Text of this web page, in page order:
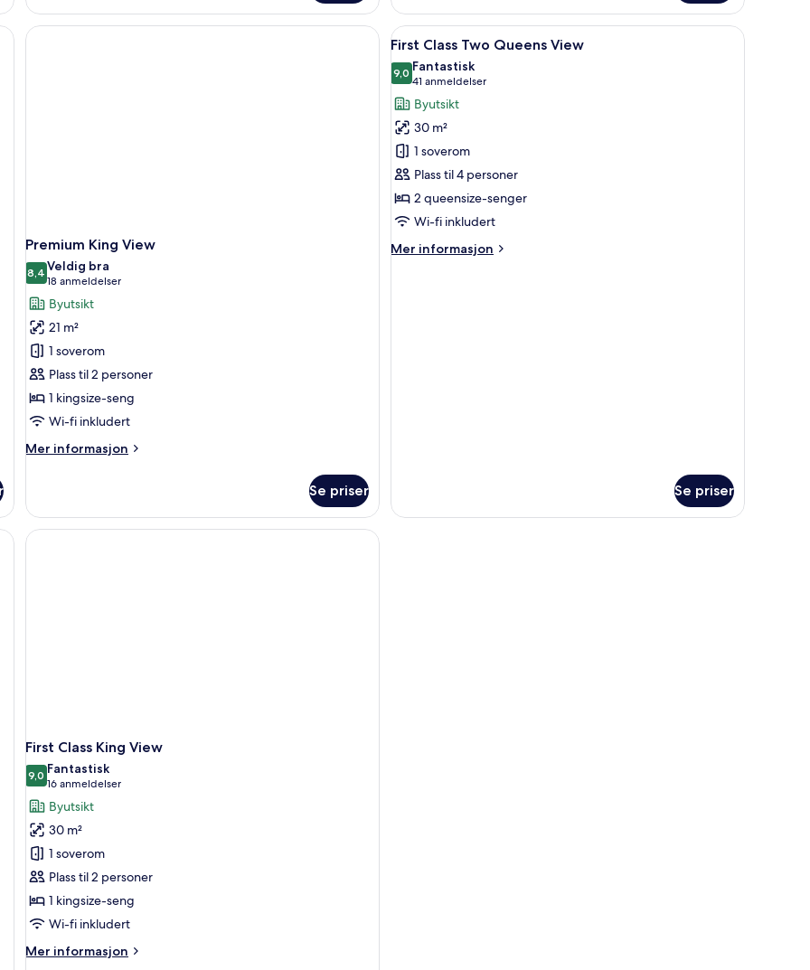
Class
Two
Queens
Premium King View
8,48,4 av 10
Veldig bra
18 anmeldelser
(18
anmeldelser)
Byutsikt
21 m²
1 soverom
Plass til 2 personer
1 kingsize-seng
Wi-fi inkludert
Mer informasjon
Mer
King
View
Se priser
Åpne
alle
bildene
av
First
Class
Two
Queens
View
Sengetøy av topp kvalitet, safe på rommet
1
First Class Two Queens View
9,09,0 av 10
Fantastisk
41 anmeldelser
(41
anmeldelser)
Byutsikt
30 m²
1 soverom
Plass til 4 personer
2 queensize-senger
Wi-fi inkludert
Mer informasjon
Mer
Se priser
kvalitet, safe på rommet og skrivebord
First Class King View
9,09,0 av 10
Fantastisk
16 anmeldelser
(16
anmeldelser)
Byutsikt
30 m²
1 soverom
Plass til 2 personer
1 kingsize-seng
Wi-fi inkludert
Mer informasjon
Mer